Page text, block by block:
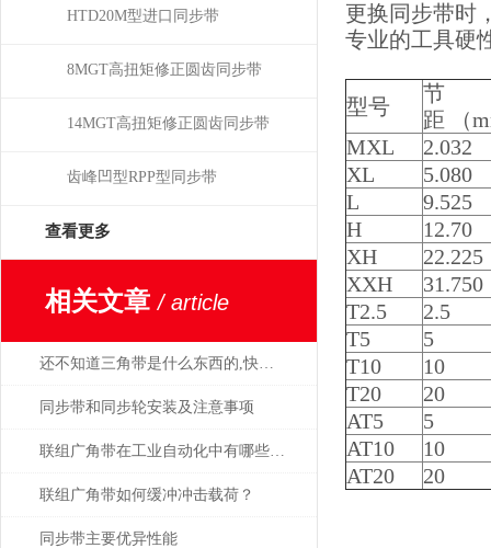
HTD20M型进口同步带
8MGT高扭矩修正圆齿同步带
14MGT高扭矩修正圆齿同步带
齿峰凹型RPP型同步带
查看更多
相关文章/ article
还不知道三角带是什么东西的,快来恶补一下吧
同步带和同步轮安装及注意事项
联组广角带在工业自动化中有哪些应用？
联组广角带如何缓冲冲击载荷？
同步带主要优异性能
更换同步带时
专业的工具硬
型号
节
距 （
MXL
2.032
XL
5.080
L
9.525
H
12.70
XH
22.225
XXH
31.750
T2.5
2.5
T5
5
T10
10
T20
20
AT5
5
AT10
10
AT20
20